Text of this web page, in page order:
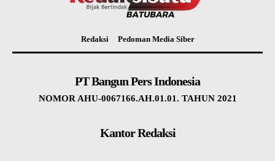
Redaksi Pedoman Media Siber
PT Bangun Pers Indonesia
NOMOR AHU-0067166.AH.01.01. TAHUN 2021
Kantor Redaksi